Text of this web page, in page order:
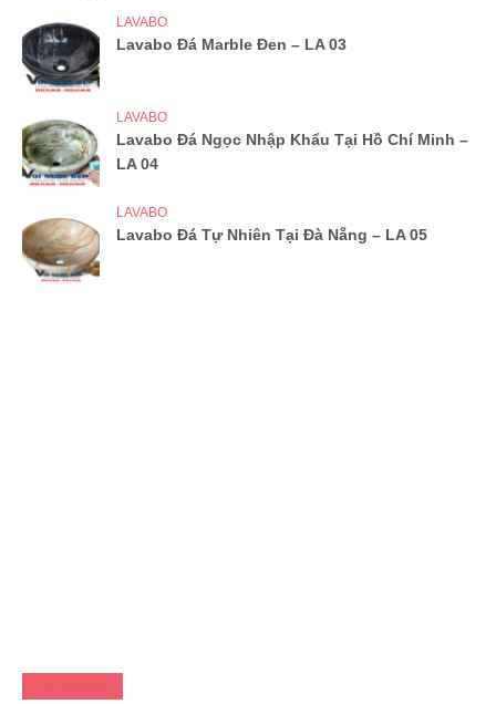
LAVABO
Lavabo Đá Marble Đen – LA 03
LAVABO
Lavabo Đá Ngọc Nhập Khẩu Tại Hồ Chí Minh –
LA 04
LAVABO
Lavabo Đá Tự Nhiên Tại Đà Nẵng – LA 05